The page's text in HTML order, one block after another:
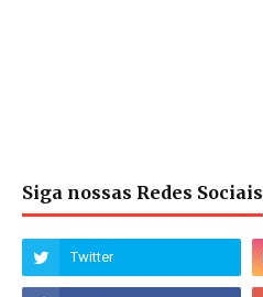
Siga nossas Redes Sociais